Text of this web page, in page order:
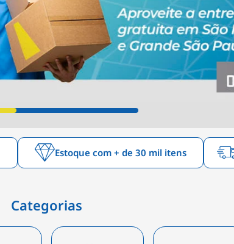
Estoque com + de 30 mil itens
Categorias